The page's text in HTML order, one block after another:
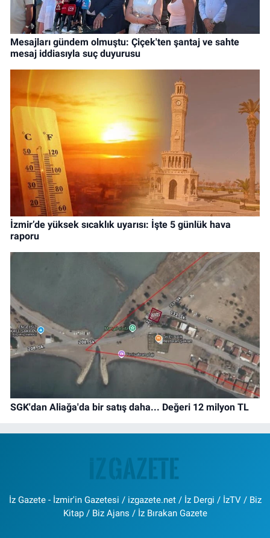
Mesajları gündem olmuştu: Çiçek'ten şantaj ve sahte
mesaj iddiasıyla suç duyurusu
İzmir’de yüksek sıcaklık uyarısı: İşte 5 günlük hava
raporu
SGK'dan Aliağa'da bir satış daha... Değeri 12 milyon TL
İz Gazete - İzmir'in Gazetesi / izgazete.net / İz Dergi / İzTV / Biz
Kitap / Biz Ajans / İz Bırakan Gazete